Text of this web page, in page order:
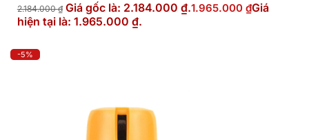
2.184.000₫ Giá gốc là: 2.184.000 ₫.1.965.000 ₫Giá
hiện tại là: 1.965.000 ₫.
-5%